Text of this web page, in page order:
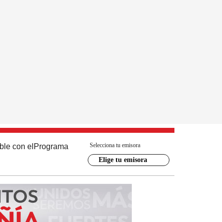
con el Programa Selecciona tu emisora
Elige tu emisora